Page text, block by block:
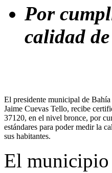
Por
calidad
El presidente municipal de Bahía
Jaime Cuevas Tello, recibe
37120, en el nivel bronce, por
estándares para poder medir la
sus habitantes.
El municipio